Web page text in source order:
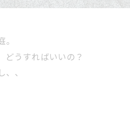
どうすればいいの？
、